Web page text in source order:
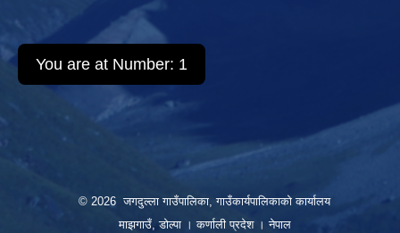
You are at Number: 1
© 2026 जगदुल्ला गाउँपालिका, गाउँकार्यपालिकाको कार्यालय
माझगाउँ, डोल्पा । कर्णाली प्रदेश । नेपाल